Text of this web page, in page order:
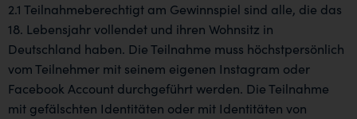
2.1 Teilnahmeberechtigt am Gewinnspiel sind alle, die das
18. Lebensjahr vollendet und ihren Wohnsitz in
Deutschland haben. Die Teilnahme muss höchstpersönlich
vom Teilnehmer mit seinem eigenen Instagram oder
Facebook Account durchgeführt werden. Die Teilnahme
mit gefälschten Identitäten oder mit Identitäten von